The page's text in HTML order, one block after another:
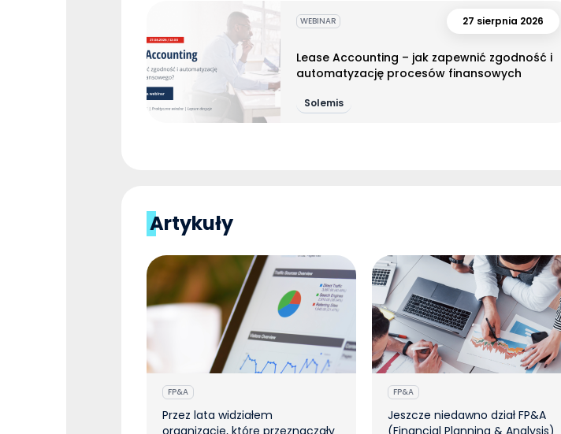
WEBINAR 27 sierpnia 2026
Lease Accounting – jak zapewnić zgodność i
automatyzację procesów finansowych
Solemis
Artykuły
FP&A
Przez lata widziałem
organizacje, które przeznaczały
FP&A
Jeszcze niedawno dział FP&A
(Financial Planning & Analysis)